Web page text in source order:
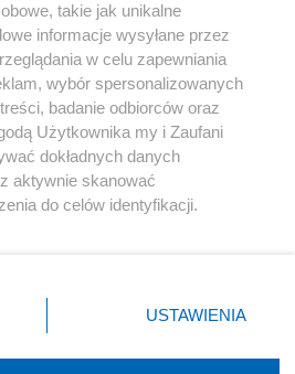
Instagram Youtube
takie jak unikalne
informacje wysyłane przez
w celu zapewniania
wybór spersonalizowanych
badanie odbiorców oraz
Użytkownika my i Zaufani
dokładnych danych
aktywnie skanować
do celów identyfikacji.
przycisk ustawień prywatności
dolnym rogu strony
nie wymagają zgody
USTAWIENIA